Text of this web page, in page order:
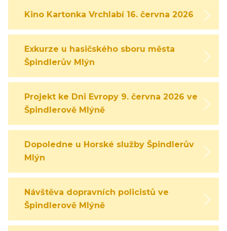
Kino Kartonka Vrchlabí 16. června 2026
Exkurze u hasičského sboru města
Špindlerův Mlýn
Projekt ke Dni Evropy 9. června 2026 ve
Špindlerově Mlýně
Dopoledne u Horské služby Špindlerův
Mlýn
Návštěva dopravních policistů ve
Špindlerově Mlýně